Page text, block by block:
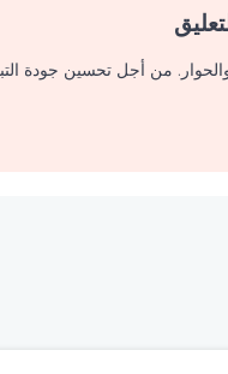
من أجل تحسين جودة